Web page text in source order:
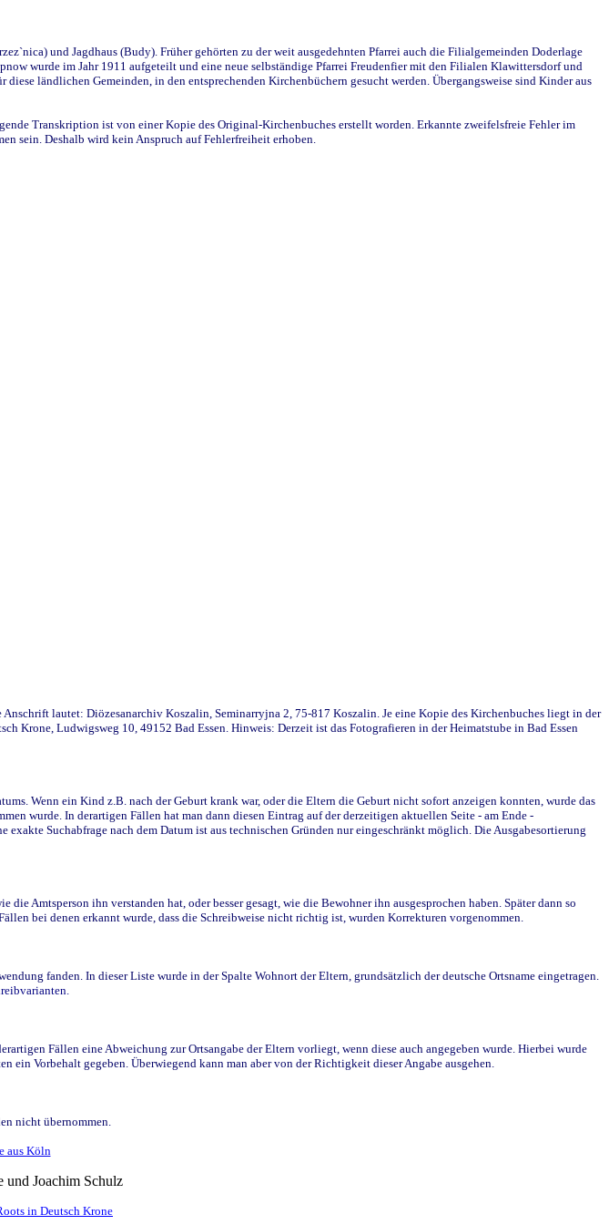
und Jagdhaus (Budy). Früher gehörten zu der weit ausgedehnten Pfarrei auch die Filialgemeinden Doderlage
wurde im Jahr 1911 aufgeteilt und eine neue selbständige Pfarrei Freudenfier mit den Filialen Klawittersdorf und
ländlichen Gemeinden, in den entsprechenden Kirchenbüchern gesucht werden. Übergangsweise sind Kinder aus
Transkription ist von einer Kopie des Original-Kirchenbuches erstellt worden. Erkannte zweifelsfreie Fehler im
sein. Deshalb wird kein Anspruch auf Fehlerfreiheit erhoben.
lautet: Diözesanarchiv Koszalin, Seminarryjna 2, 75-817 Koszalin. Je eine Kopie des Kirchenbuches liegt in der
Krone, Ludwigsweg 10, 49152 Bad Essen. Hinweis: Derzeit ist das Fotografieren in der Heimatstube in Bad Essen
Wenn ein Kind z.B. nach der Geburt krank war, oder die Eltern die Geburt nicht sofort anzeigen konnten, wurde das
wurde. In derartigen Fällen hat man dann diesen Eintrag auf der derzeitigen aktuellen Seite - am Ende -
Suchabfrage nach dem Datum ist aus technischen Gründen nur eingeschränkt möglich. Die Ausgabesortierung
Amtsperson ihn verstanden hat, oder besser gesagt, wie die Bewohner ihn ausgesprochen haben. Später dann so
bei denen erkannt wurde, dass die Schreibweise nicht richtig ist, wurden Korrekturen vorgenommen.
fanden. In dieser Liste wurde in der Spalte Wohnort der Eltern, grundsätzlich der deutsche Ortsname eingetragen.
Fällen eine Abweichung zur Ortsangabe der Eltern vorliegt, wenn diese auch angegeben wurde. Hierbei wurde
Vorbehalt gegeben. Überwiegend kann man aber von der Richtigkeit dieser Angabe ausgehen.
nicht übernommen.
aus Köln
Joachim Schulz
in Deutsch Krone